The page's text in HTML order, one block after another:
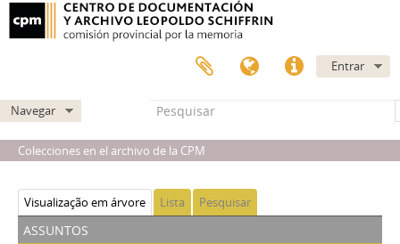
Entrar
Navegar
Colecciones en el archivo de la CPM
Visualização em árvore Lista Pesquisar
assuntos